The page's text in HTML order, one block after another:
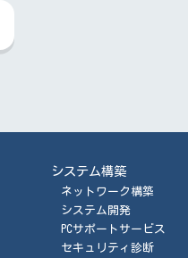
システム構築
ネットワーク構築
システム開発
PCサポートサービス
セキュリティ診断